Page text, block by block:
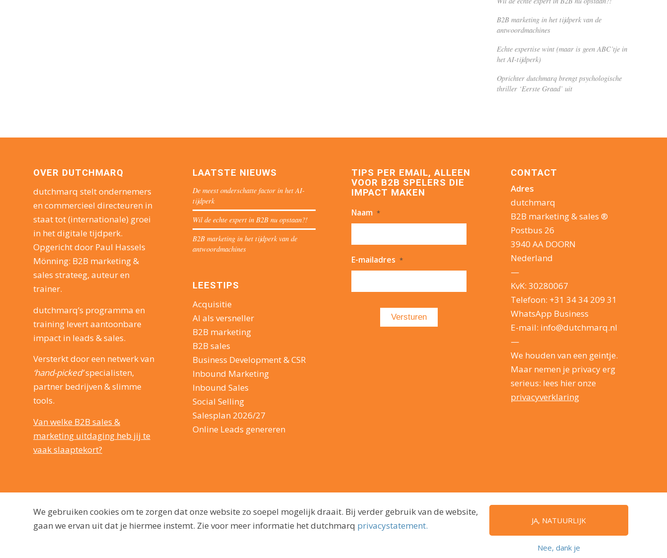
B2B marketing in het tijdperk van de
antwoordmachines
Echte expertise wint (maar is geen ABC’tje in
het AI-tijdperk)
Oprichter dutchmarq brengt psychologische
thriller ‘Eerste Graad’ uit
OVER DUTCHMARQ
dutchmarq stelt ondernemers
en commercieel directeuren in
staat tot (internationale) groei
in het digitale tijdperk.
Opgericht door Paul Hassels
Mönning: B2B marketing &
sales strateeg, auteur en
trainer.
dutchmarq’s programma en
training levert aantoonbare
impact in leads & sales.
Versterkt door een netwerk van
‘hand-picked’specialisten,
partner bedrijven & slimme
tools.
Van welke B2B sales &
marketing uitdaging heb jij te
vaak slaaptekort?
LAATSTE NIEUWS
De meest onderschatte factor in het AI-
tijdperk
Wil de echte expert in B2B nu opstaan?!
B2B marketing in het tijdperk van de
antwoordmachines
LEESTIPS
Acquisitie
AI als versneller
B2B marketing
B2B sales
Business Development & CSR
Inbound Marketing
Inbound Sales
Social Selling
Salesplan 2026/27
Online Leads genereren
TIPS PER EMAIL, ALLEEN
VOOR B2B SPELERS DIE
IMPACT MAKEN
Naam *
E-mailadres *
CONTACT
Adres
dutchmarq
B2B marketing & sales ®
Postbus 26
3940 AA DOORN
Nederland
—
KvK: 30280067
Telefoon: +31 34 34 209 31
WhatsApp Business
E-mail: info@dutchmarq.nl
—
We houden van een geintje.
Maar nemen je privacy erg
serieus: lees hier onze
privacyverklaring
We gebruiken cookies om te zorgen dat onze website zo soepel mogelijk draait. Bij verder gebruik van de website,
gaan we ervan uit dat je hiermee instemt. Zie voor meer informatie het dutchmarq privacystatement. JA, NATUURLIJK
Nee, dank je